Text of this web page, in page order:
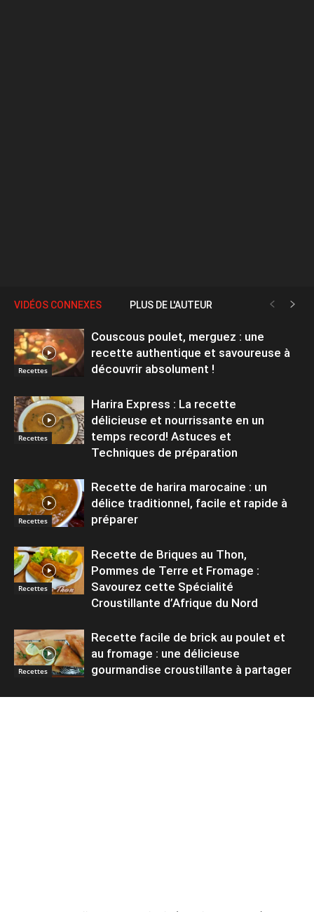
VIDÉOS CONNEXES PLUS DE L'AUTEUR
Recettes
Couscous poulet, merguez : une
recette authentique et savoureuse à
découvrir absolument !
Recettes
Harira Express : La recette
délicieuse et nourrissante en un
temps record! Astuces et
Techniques de préparation
Recettes
Recette de harira marocaine : un
délice traditionnel, facile et rapide à
préparer
Recettes
Recette de Briques au Thon,
Pommes de Terre et Fromage :
Savourez cette Spécialité
Croustillante d’Afrique du Nord
Recettes
Recette facile de brick au poulet et
au fromage : une délicieuse
gourmandise croustillante à partager